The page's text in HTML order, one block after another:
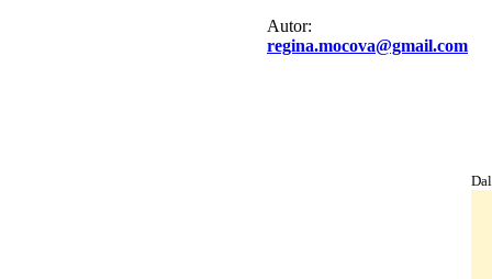
Autor:
regina.mocova@gmail.com